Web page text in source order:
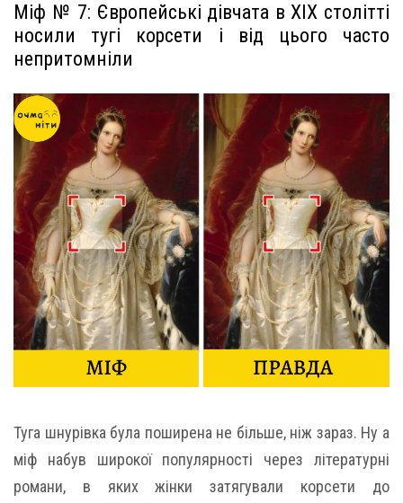
Міф № 7: Європейські дівчата в XIX столітті
носили тугі корсети і від цього часто
непритомніли
Туга шнурівка була поширена не більше, ніж зараз. Ну а
міф набув широкої популярності через літературні
романи, в яких жінки затягували корсети до